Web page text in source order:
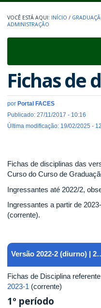
INÍCIO /
ADMINISTRAÇÃO
Fichas de
por Portal FACES
Publicado: 27/11/2017 - 10:16
Última modificação: 19/02/2025 -
Fichas de disciplinas das
Curso do Curso de
Ingressantes até 2022/2,
Ingressantes a partir de
(corrente).
Versão 2022-2
Fichas de Disciplina
2023-1 (corrente)
1º período